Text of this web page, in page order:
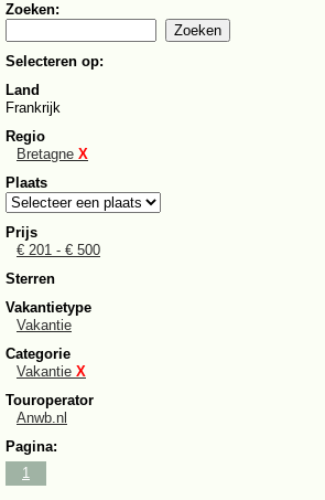
Zoeken:
Selecteren op:
Land
Frankrijk
Regio
Bretagne X
Plaats
Prijs
€ 201 - € 500
Sterren
Vakantietype
Vakantie
Categorie
Vakantie X
Touroperator
Anwb.nl
Pagina:
1